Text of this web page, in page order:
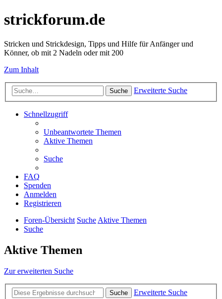
strickforum.de
Stricken und Strickdesign, Tipps und Hilfe für Anfänger und
Könner, ob mit 2 Nadeln oder mit 200
Zum Inhalt
Suche Erweiterte Suche
Schnellzugriff
Unbeantwortete Themen
Aktive Themen
Suche
FAQ
Spenden
Anmelden
Registrieren
Foren-Übersicht SucheAktive Themen
Suche
Aktive Themen
Zur erweiterten Suche
Suche
Erweiterte Suche